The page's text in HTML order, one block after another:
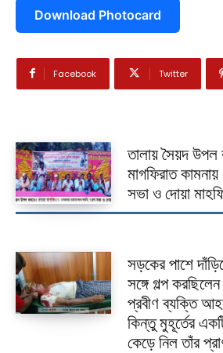
ভিডিও
আজকের পত্রিকা
Download Photocard
Facebook Twitter
তালায় সৈয়দ উপল
মাগফিরাত
সভা ও দোয়া
সড়কের পাশে
সঙ্গে গল্প
প্রবীণ ব্যক্তি
কিন্তু মুহূর্তের
কেড়ে নিল তাঁর